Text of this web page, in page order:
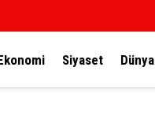
Siyaset Dünya